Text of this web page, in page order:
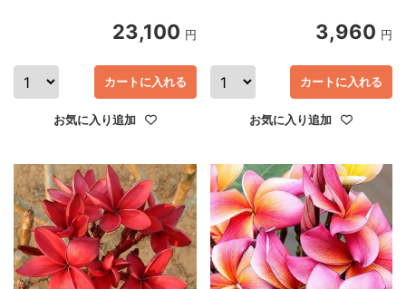
23,100 円
カートに入れる
お気に入り追加
3,960 円
カートに入れる
お気に入り追加